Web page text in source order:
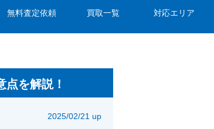
無料査定依頼 買取一覧 対応エリア
を解説！
2025/02/21 up